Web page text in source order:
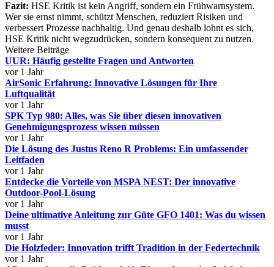
Fazit: HSE Kritik ist kein Angriff, sondern ein Frühwarnsystem.
Wer sie ernst nimmt, schützt Menschen, reduziert Risiken und
verbessert Prozesse nachhaltig. Und genau deshalb lohnt es sich,
HSE Kritik nicht wegzudrücken, sondern konsequent zu nutzen.
Weitere Beiträge
UUR: Häufig gestellte Fragen und Antworten
vor 1 Jahr
AirSonic Erfahrung: Innovative Lösungen für Ihre
Luftqualität
vor 1 Jahr
SPK Typ 980: Alles, was Sie über diesen innovativen
Genehmigungsprozess wissen müssen
vor 1 Jahr
Die Lösung des Justus Reno R Problems: Ein umfassender
Leitfaden
vor 1 Jahr
Entdecke die Vorteile von MSPA NEST: Der innovative
Outdoor-Pool-Lösung
vor 1 Jahr
Deine ultimative Anleitung zur Güte GFO 1401: Was du wissen
musst
vor 1 Jahr
Die Holzfeder: Innovation trifft Tradition in der Federtechnik
vor 1 Jahr